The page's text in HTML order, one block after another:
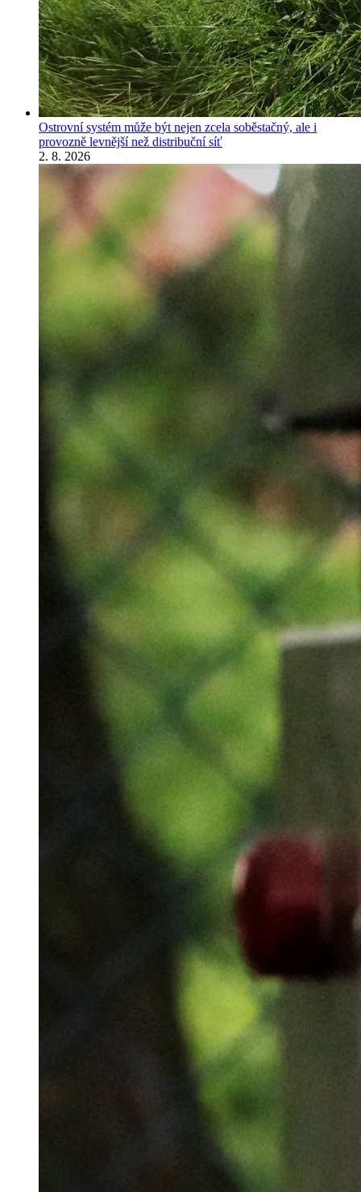
Ostrovní systém může být nejen zcela soběstačný, ale i
provozně levnější než distribuční síť
2. 8. 2026